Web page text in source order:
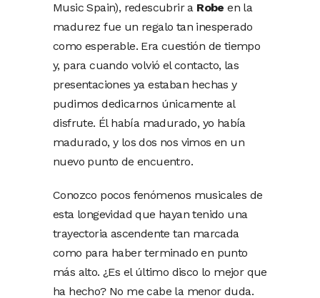
Music Spain), redescubrir a Robe en la
madurez fue un regalo tan inesperado
como esperable. Era cuestión de tiempo
y, para cuando volvió el contacto, las
presentaciones ya estaban hechas y
pudimos dedicarnos únicamente al
disfrute. Él había madurado, yo había
madurado, y los dos nos vimos en un
nuevo punto de encuentro.
Conozco pocos fenómenos musicales de
esta longevidad que hayan tenido una
trayectoria ascendente tan marcada
como para haber terminado en punto
más alto. ¿Es el último disco lo mejor que
ha hecho? No me cabe la menor duda.